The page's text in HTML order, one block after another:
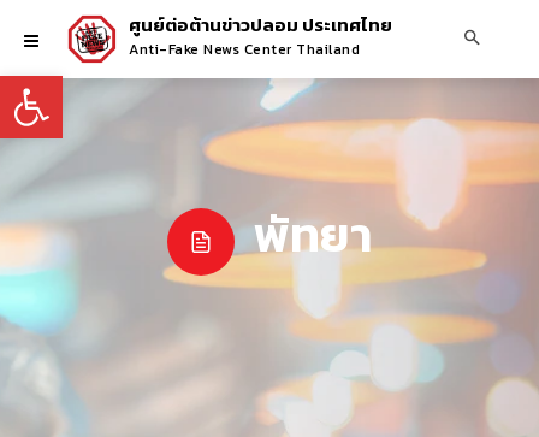
Open toolbar
ศูนย์ต่อต้านข่าวปลอม ประเทศไทย
Anti-Fake News Center Thailand
พัทยา